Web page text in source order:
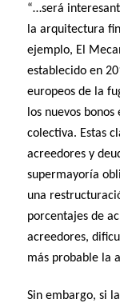
“…será
la arquitectura
ejemplo, El
establecido en
europeos de la
los nuevos
colectiva. Estas
acreedores y
supermayoría
una
porcentajes de
acreedores,
más probable la
Sin embargo, si